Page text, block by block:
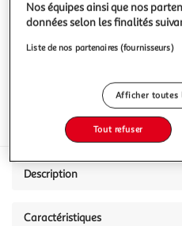
Afficher
Description
Caractéristiques
Nos équipes ainsi que nos
données selon les finalités
Liste de nos partenaires (fournisseurs)
Afficher toutes
Tout refuser